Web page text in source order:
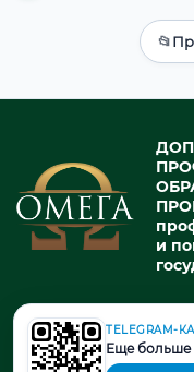
📂
и
© 2026. При
на источник обязательна.
TELEGRAM-
Еще больше